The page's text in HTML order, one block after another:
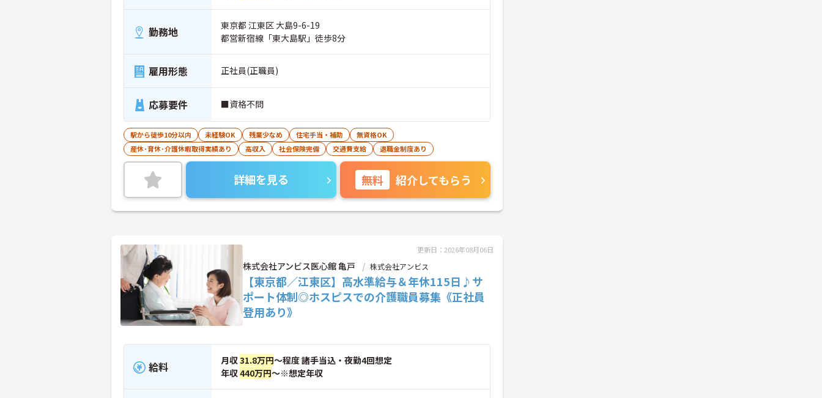
勤務地
東京都 江東区 大島9-6-19
都営新宿線「東大島駅」徒歩8分
雇用形態 正社員(正職員)
応募要件 ■資格不問
駅から徒歩10分以内 未経験OK 残業少なめ 住宅手当・補助
無資格OK
産休･育休･介護休暇取得実績あり
高収入 社会保険完備 交通費支給 退職金制度あり
詳細を見る 無料 紹介してもらう
更新日：2026年08月06日
株式会社アンビス医心館 亀戸 株式会社アンビス
【東京都／江東区】高水準給与＆年休115日♪サ
ポート体制◎ホスピスでの介護職員募集《正社員
登用あり》
給料 月収31.8万円～程度 諸手当込・夜勤4回想定
年収440万円～※想定年収